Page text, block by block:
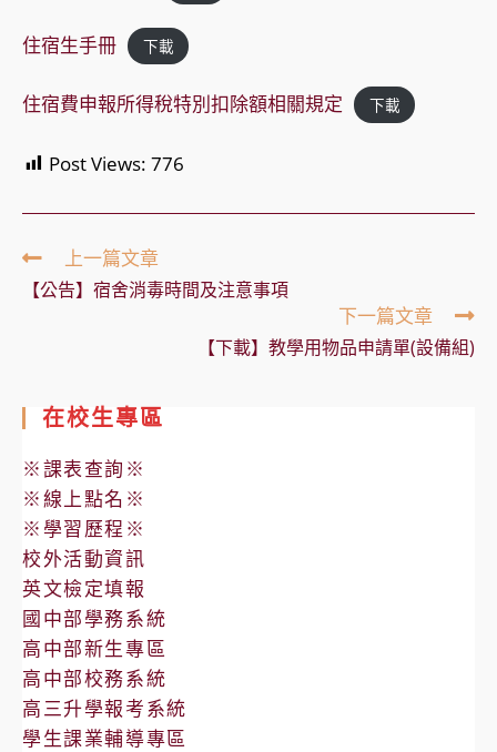
住宿生手冊 下載
住宿費申報所得稅特別扣除額相關規定 下載
Post Views: 776
Read
more
articles
上一篇文章
【公告】宿舍消毒時間及注意事項
下一篇文章
【下載】教學用物品申請單(設備組)
在校生專區
※課表查詢※
※線上點名※
※學習歷程※
校外活動資訊
英文檢定填報
國中部學務系統
高中部新生專區
高中部校務系統
高三升學報考系統
學生課業輔導專區